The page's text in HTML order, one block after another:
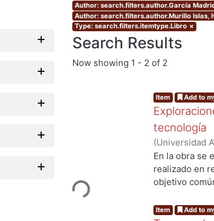
Author: search.filters.author.García
Author: search.filters.author.Murillo Islas,
Type: search.filters.itemtype.Libro ×
Search Results
Now showing 1 - 2 of 2
Loading...
Item Add to
tecnología
(Universidad
Ferruzca-
Roberto E.;
Alamilla, Alda
En la obra se
realizado en
objetivo
de éstos en la
Item Add to